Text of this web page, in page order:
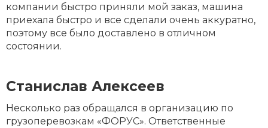
компании быстро приняли мой заказ, машина
приехала быстро и все сделали очень аккуратно,
поэтому все было доставлено в отличном
состоянии.
Станислав Алексеев
Несколько раз обращался в организацию по
грузоперевозкам «ФОРУС». Ответственные